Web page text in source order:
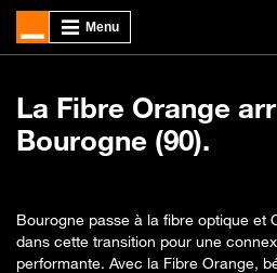
La Fibre Orange
Bourogne (90).
Bourogne passe à la fibre optique et
dans cette transition pour une
performante. Avec la Fibre Orange,